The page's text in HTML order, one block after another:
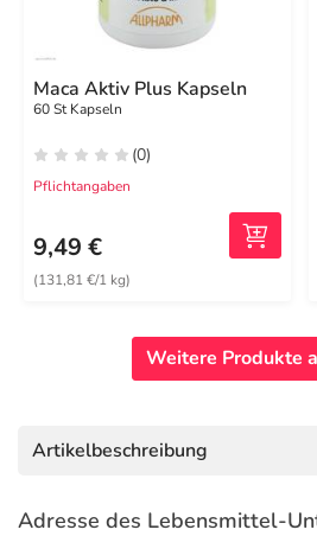
Maca Aktiv Plus Kapseln
60 St Kapseln
(0)
Pflichtangaben
9,49 €
(131,81 €/1 kg)
Weitere Produkte
Artikelbeschreibung
Adresse des Lebensmittel-